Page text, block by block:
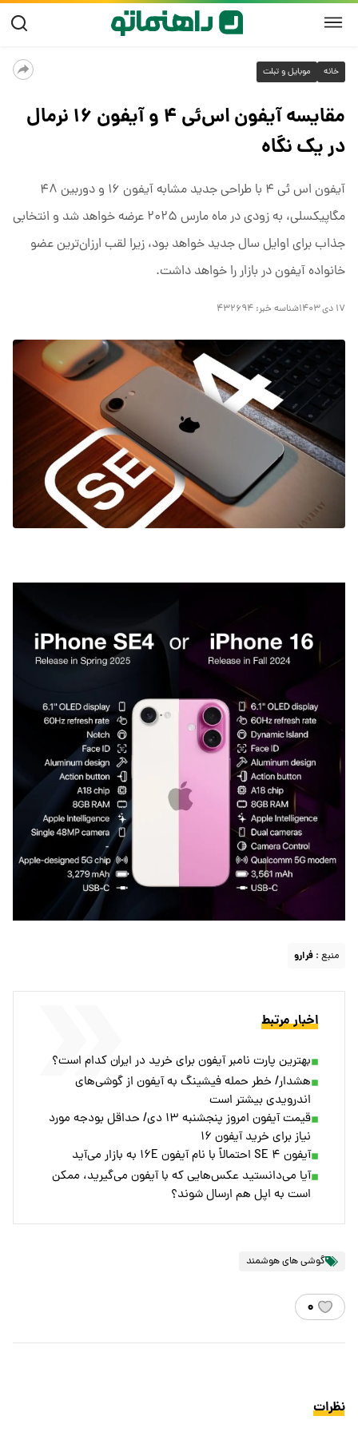
خانه موبایل و تبلت
مقایسه آیفون اس‌ئی ۴ و آیفون ۱۶ نرمال
در یک نگاه
آیفون اس ئی ۴ با طراحی جدید مشابه آیفون ۱۶ و دوربین ۴۸
مگاپیکسلی، به زودی در ماه مارس ۲۰۲۵ عرضه خواهد شد و انتخابی
جذاب برای اوایل سال جدید خواهد بود، زیرا لقب ارزان‌ترین عضو
خانواده آیفون در بازار را خواهد داشت.
۱۷ دی ۱۴۰۳ شناسه خبر: ۴۳۲۶۹۴
منبع : فرارو
اخبار مرتبط
بهترین پارت نامبر آیفون برای خرید در ایران کدام است؟
هشدار/ خطر حمله فیشینگ به آیفون از گوشی‌های
اندرویدی بیشتر است
قیمت آیفون امروز پنجشنبه ۱۳ دی/ حداقل بودجه مورد
نیاز برای خرید آیفون ۱۶
آیفون SE ۴ احتمالاً با نام آیفون ۱۶E به بازار می‌آید
آیا می‌دانستید عکس‌هایی که با آیفون می‌گیرید، ممکن
است به اپل هم ارسال شوند؟
گوشی های هوشمند
۰
نظرات